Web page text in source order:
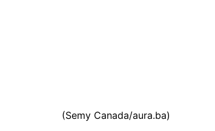
(Semy Canada/aura.ba)